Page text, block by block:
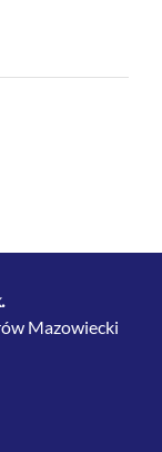
Mazowiecki